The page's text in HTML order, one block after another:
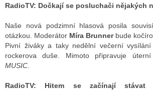
RadioTV: Dočkají se posluchači nějakých
Naše nová podzimní hlasová posila
otázkou. Moderátor Míra Brunnerbude
Pivní živáky a taky nedělní večerní
rockerova duše. Mimoto připravuje
MUSIC
RadioTV:
Hitem se začínají stávat